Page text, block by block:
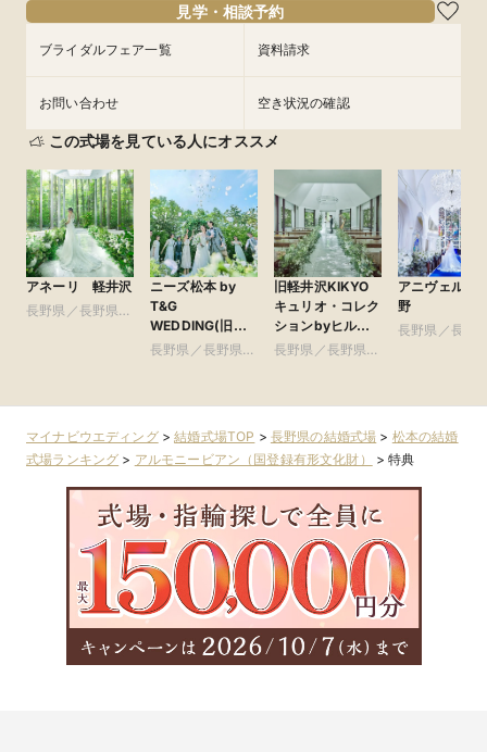
見学・相談予約
ブライダルフェア一覧 資料請求
お問い合わせ 空き状況の確認
この式場を見ている人にオススメ
アネーリ 軽井沢
長野県／長野県全
ニーズ松本 by
T&G
WEDDING(旧
ガーデンヒルズ迎
長野県／長野県全
旧軽井沢KIKYO
キュリオ・コレク
ションbyヒルト
ン(元:旧軽井沢ホ
長野県／長野県全
アニヴェルセ
野
長野県／長野
マイナビウエディング>結婚式場TOP > 長野県の結婚式場 > 松本の結婚
式場ランキング > アルモニービアン（国登録有形文化財） >特典